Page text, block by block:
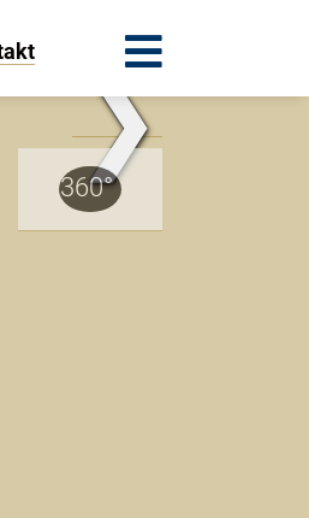
❯